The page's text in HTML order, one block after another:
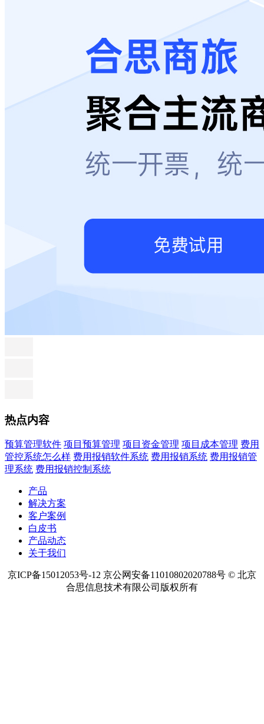
热点内容
预算管理软件 项目预算管理 项目资金管理 项目成本管理 费用
管控系统怎么样 费用报销软件系统 费用报销系统 费用报销管
理系统 费用报销控制系统
产品
解决方案
客户案例
白皮书
产品动态
关于我们
京ICP备15012053号-12 京公网安备11010802020788号 © 北京
合思信息技术有限公司版权所有